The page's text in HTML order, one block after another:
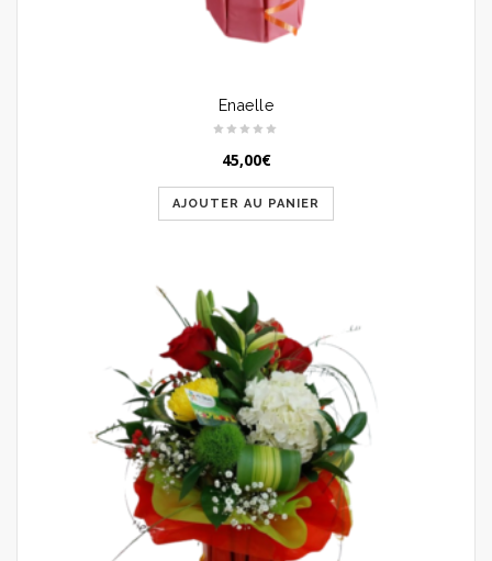
Enaelle
45,00€
AJOUTER AU PANIER